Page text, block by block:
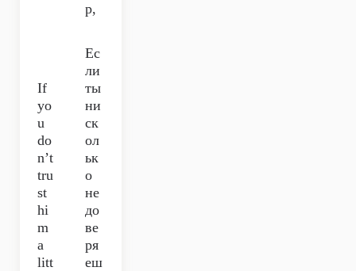
р,
If
yo
u
do
n’t
tru
st
hi
m
a
litt
Ес
ли
ты
ни
ск
ол
ьк
о
не
до
ве
ря
еш